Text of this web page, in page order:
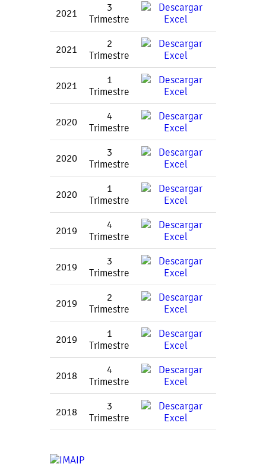
2021
3
Trimestre
2021
2
Trimestre
2021
1
Trimestre
2020
4
Trimestre
2020
3
Trimestre
2020
1
Trimestre
2019
4
Trimestre
2019
3
Trimestre
2019
2
Trimestre
2019
1
Trimestre
2018
4
Trimestre
2018
3
Trimestre